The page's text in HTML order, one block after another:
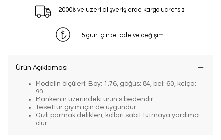
2000₺ ve üzeri alışverişlerde kargo ücretsiz
15 gün içinde iade ve değişim
Ürün Açıklaması
Modelin ölçüleri: Boy: 1.76, göğüs: 84, bel: 60, kalça:
90
Mankenin üzerindeki ürün s bedendir.
Tesettür giyim için de uygundur.
Gizli parmak delikleri, kolları sabit tutmaya yardımcı
olur.